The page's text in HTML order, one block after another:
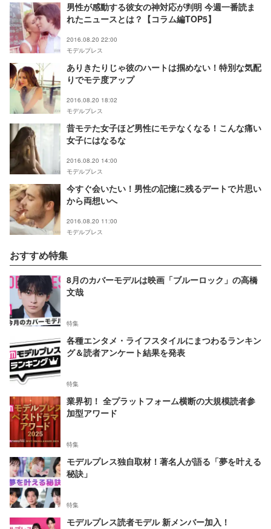
男性が感動する彼女の神対応が判明 今週一番読ま
れたニュースとは？【コラム編TOP5】
2016.08.20 22:00
モデルプレス
ありきたりじゃ彼のハートは掴めない！特別な気配
りでモテ度アップ
2016.08.20 18:02
モデルプレス
昔モテた女子ほど男性にモテなくなる！こんな痛い
女子にはなるな
2016.08.20 14:00
モデルプレス
今すぐ会いたい！男性の記憶に残るデートで片思い
から両想いへ
2016.08.20 11:00
モデルプレス
おすすめ特集
8月のカバーモデルは映画「ブルーロック」の高橋
文哉
特集
各種エンタメ・ライフスタイルにまつわるランキン
グ＆読者アンケート結果を発表
特集
業界初！ 全プラットフォーム横断の大規模読者参
加型アワード
特集
モデルプレス独自取材！著名人が語る「夢を叶える
秘訣」
特集
モデルプレス読者モデル 新メンバー加入！